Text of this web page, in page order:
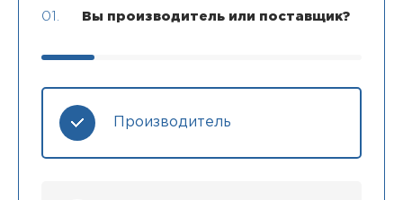
01. Вы производитель или поставщик?
Производитель